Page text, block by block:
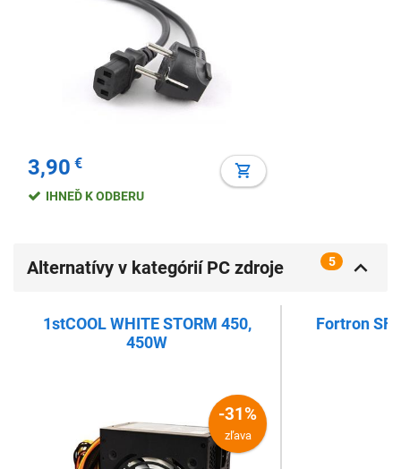
3,90 €
IHNEĎ K ODBERU
Alternatívy v kategórií PC zdroje
5
1stCOOL WHITE STORM 450,
450W
-31%
zľava
Fortron